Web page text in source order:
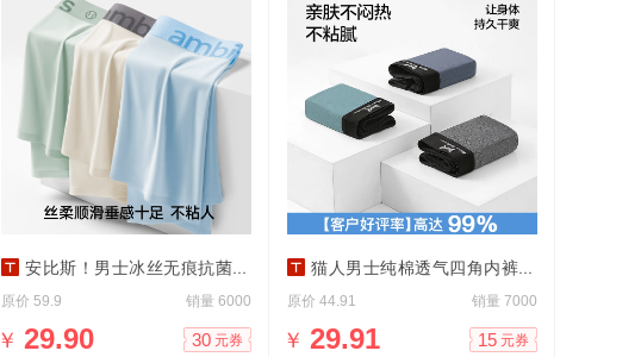
安比斯！男士冰丝无痕抗菌四角内裤3条
原价 59.9 销量 6000
￥ 29.90 30 元券
猫人男士纯棉透气四角内裤大码高端平角裤衩
原价 44.91 销量 7000
￥ 29.91 15 元券